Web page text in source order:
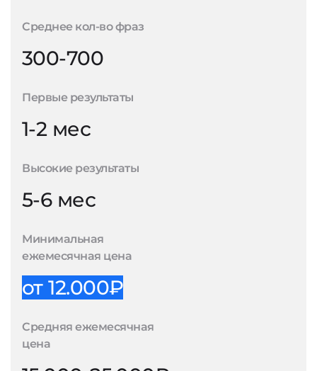
Среднее кол-во фраз
300-700
Первые результаты
1-2 мес
Высокие результаты
5-6 мес
Минимальная
ежемесячная цена
от 12.000₽
Средняя ежемесячная
цена